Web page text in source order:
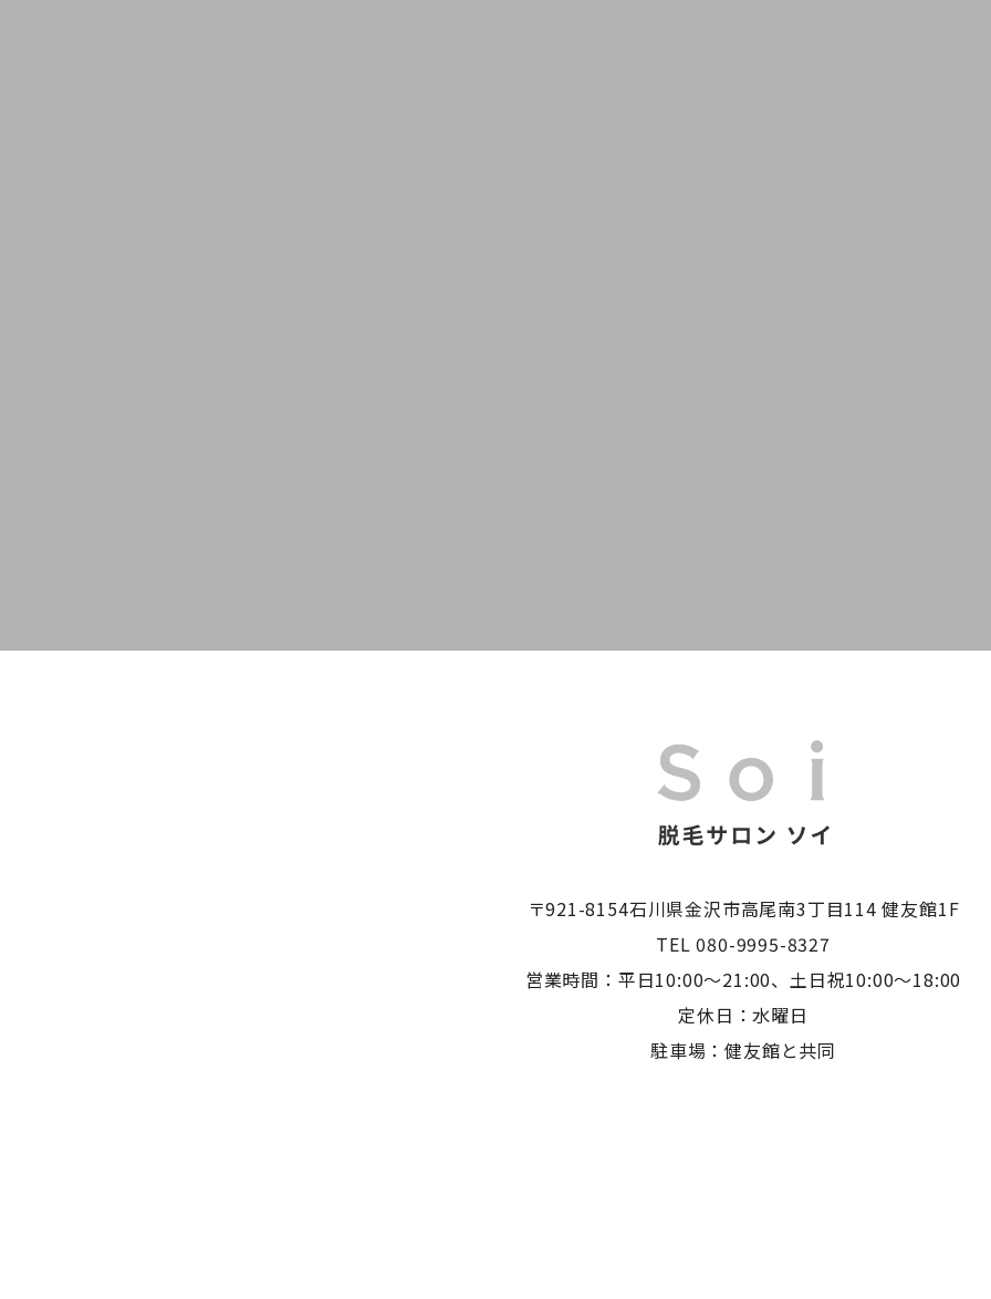
〒921-8154石川県金沢市高尾南3丁目114 健友館1F
TEL 080-9995-8327
営業時間：平日10:00〜21:00、土日祝10:00〜18:00
定休日：水曜日
駐車場：健友館と共同